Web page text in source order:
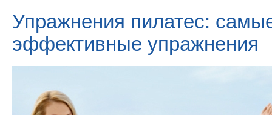
Упражнения пилатес:
эффективные упражнения